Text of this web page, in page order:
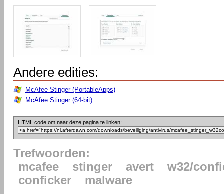
Andere edities:
McAfee Stinger (PortableApps)
McAfee Stinger (64-bit)
HTML code om naar deze pagina te linken:
Trefwoorden:
mcafee
stinger avert
w32/
conficker
malware